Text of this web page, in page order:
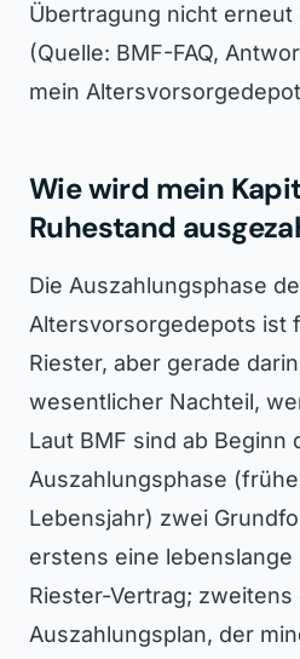
Übertragung nicht
(Quelle: BMF-FAQ,
mein
Wie wird mein
Ruhestand
Die Auszahlungsphase
Altersvorsorgedepots ist
Riester, aber gerade
wesentlicher Nachteil,
Laut BMF sind ab Beginn
Auszahlungsphase
Lebensjahr) zwei
erstens eine
Riester-Vertrag;
Auszahlungsplan, der